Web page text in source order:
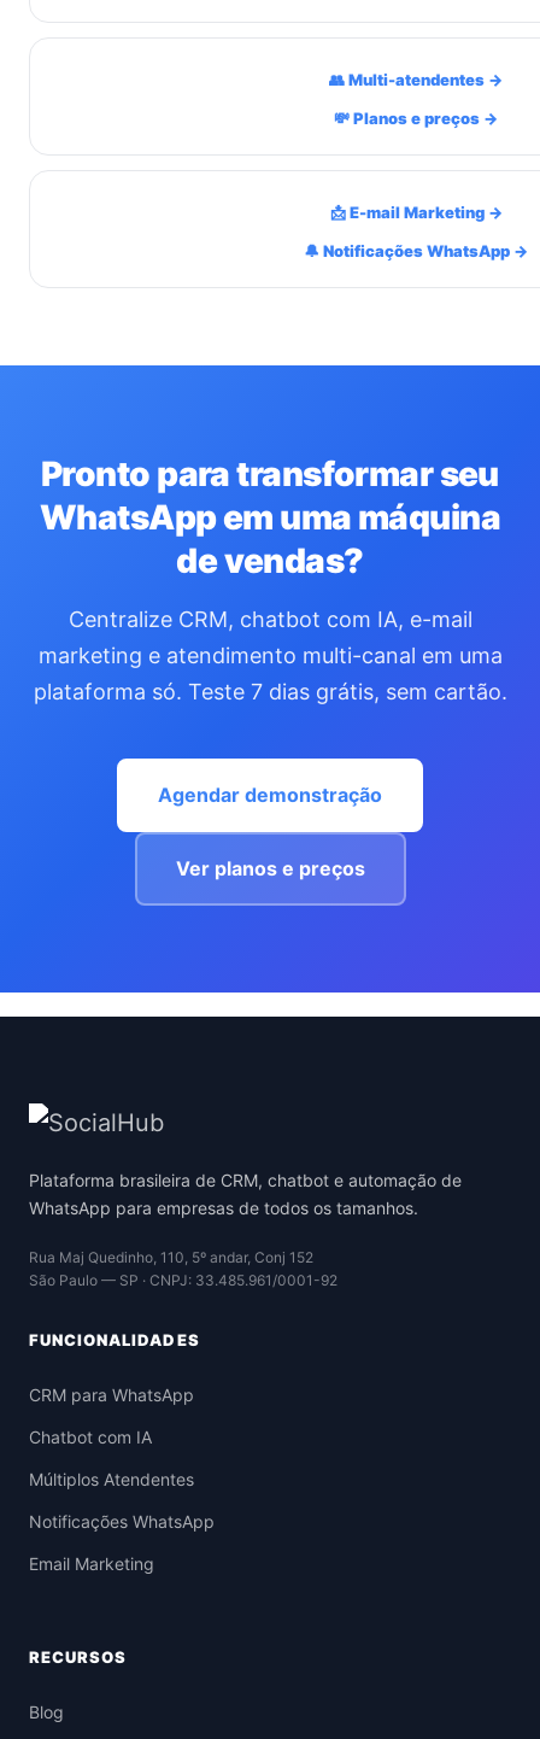
👥 Multi-atendentes →
💸 Planos e preços →
📩 E-mail Marketing →
🔔 Notificações WhatsApp →
Pronto para transformar seu
WhatsApp em uma máquina
de vendas?
Centralize CRM, chatbot com IA, e-mail
marketing e atendimento multi-canal em uma
plataforma só. Teste 7 dias grátis, sem cartão.
Agendar demonstração
Ver planos e preços
Plataforma brasileira de CRM, chatbot e automação de
WhatsApp para empresas de todos os tamanhos.
Rua Maj Quedinho, 110, 5º andar, Conj 152
São Paulo — SP · CNPJ: 33.485.961/0001-92
FUNCIONALIDADES
CRM para WhatsApp
Chatbot com IA
Múltiplos Atendentes
Notificações WhatsApp
Email Marketing
RECURSOS
Blog